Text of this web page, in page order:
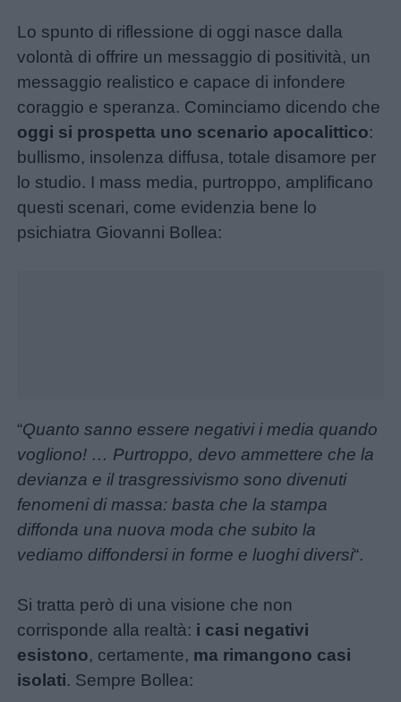
Disegni
da
colorare
Storie
bambini
Feste
e
Lo spunto di riflessione di oggi nasce dalla
volontà di offrire un messaggio di positività, un
messaggio realistico e capace di infondere
coraggio e speranza. Cominciamo dicendo che
oggi si prospetta uno scenario apocalittico:
bullismo, insolenza diffusa, totale disamore per
lo studio. I mass media, purtroppo, amplificano
questi scenari, come evidenzia bene lo
psichiatra Giovanni Bollea:
“Quanto sanno essere negativi i media quando
vogliono! … Purtroppo, devo ammettere che la
devianza e il trasgressivismo sono divenuti
fenomeni di massa: basta che la stampa
diffonda una nuova moda che subito la
vediamo diffondersi in forme e luoghi diversi“.
Si tratta però di una visione che non
corrisponde alla realtà: i casi negativi
esistono, certamente, ma rimangono casi
isolati. Sempre Bollea: